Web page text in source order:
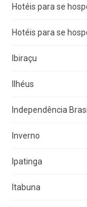
Hotéis para se
Hotéis para se
Ibiraçu
Ilhéus
Independência
Inverno
Ipatinga
Itabuna